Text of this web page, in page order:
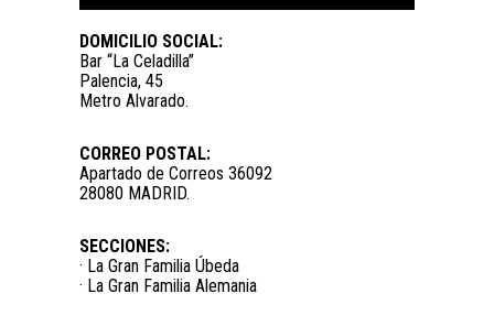
DOMICILIO SOCIAL:
Bar “La Celadilla”
Palencia, 45
Metro Alvarado.
CORREO POSTAL:
Apartado de Correos 36092
28080 MADRID.
SECCIONES:
· La Gran Familia Úbeda
· La Gran Familia Alemania